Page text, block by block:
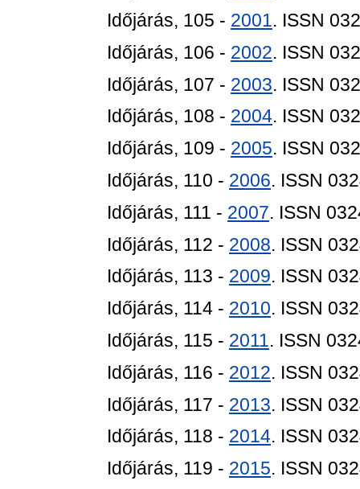
Időjárás, 105 - 2001. ISSN
Időjárás, 106 - 2002. ISSN
Időjárás, 107 - 2003. ISSN
Időjárás, 108 - 2004. ISSN
Időjárás, 109 - 2005. ISSN
Időjárás, 110 - 2006. ISSN
Időjárás, 111 - 2007. ISSN
Időjárás, 112 - 2008. ISSN
Időjárás, 113 - 2009. ISSN
Időjárás, 114 - 2010. ISSN
Időjárás, 115 - 2011. ISSN
Időjárás, 116 - 2012. ISSN
Időjárás, 117 - 2013. ISSN
Időjárás, 118 - 2014. ISSN
Időjárás, 119 - 2015. ISSN